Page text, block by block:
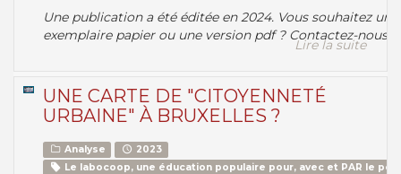
Une publication a été éditée en 2024. Vous souhaitez un
exemplaire papier ou une version pdf ? Contactez-nous !
Lire la suite
UNE CARTE DE "CITOYENNETÉ
URBAINE" À BRUXELLES ?
Analyse
2023
Le labocoop, une éducation populaire pour, avec et PAR le